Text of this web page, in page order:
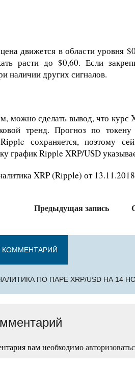
движется в области уровня
расти до $0,60. Если
наличии других сигналов.
можно сделать вывод, что курс
тренд. Прогноз по
сохраняется, поэтому
график Ripple XRP/USD
XRP (Ripple) от
Предыдущая запись
КОММЕНТАРИЙ
ПО ПАРЕ XRP/USD НА 14
вам необходимо